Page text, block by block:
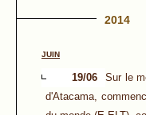
2014
JUIN
19/06
Sur le
d'Atacama,